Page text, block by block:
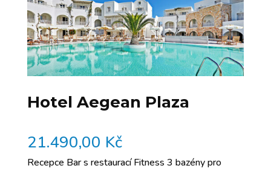
Hotel Aegean Plaza
21.490,00 Kč
Recepce Bar s restaurací Fitness 3 bazény pro